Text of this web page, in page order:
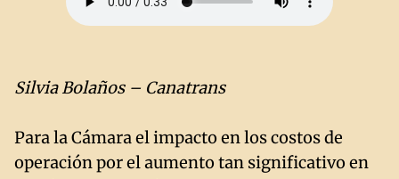
Silvia Bolaños – Canatrans
Para la Cámara el impacto en los costos de
operación por el aumento tan significativo en